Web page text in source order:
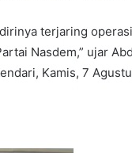
terjaring
Nasdem,” ujar
Kamis, 7